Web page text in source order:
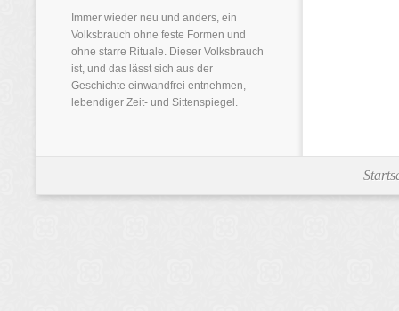
Immer wieder neu und anders, ein
Volksbrauch ohne feste Formen und
ohne starre Rituale. Dieser Volksbrauch
ist, und das lässt sich aus der
Geschichte einwandfrei entnehmen,
lebendiger Zeit- und Sittenspiegel.